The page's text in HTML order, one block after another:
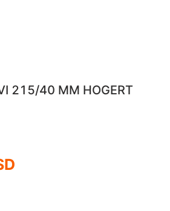
215/40 MM HOGERT